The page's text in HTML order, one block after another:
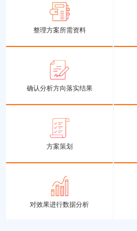
整理方案所需资料
确认分析方向落实结果
方案策划
对效果进行数据分析